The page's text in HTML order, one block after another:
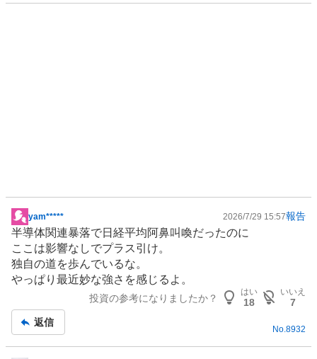
%
掲
示
板
記
事
yam***** 2026/7/29 15:57報告
半導体関連暴落で日経平均阿鼻叫喚だったのに
ここは影響なしでプラス引け。
独自の道を歩んでいるな。
やっぱり最近妙な強さを感じるよ。
投資の参考になりましたか？
はい
18
いいえ
7
返信
No.8932